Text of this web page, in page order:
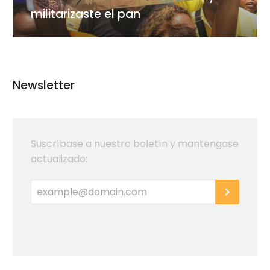
panmilitarizaste el pan
Newsletter
Suscríbase a nuestro boletín y manténgase
actualizado: